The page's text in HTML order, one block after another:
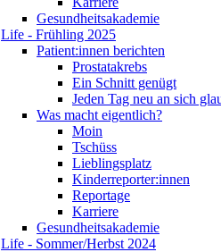
Gesundheitsakademie
Life - Frühling 2025
Patient:innen berichten
Prostatakrebs
Ein Schnitt genügt
Jeden Tag neu an sich
Was macht eigentlich?
Moin
Tschüss
Lieblingsplatz
Kinderreporter:innen
Reportage
Karriere
Gesundheitsakademie
Life - Sommer/Herbst 2024